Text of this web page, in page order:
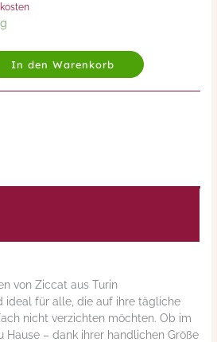
In den Warenkorb
von Ziccat aus Turin
ideal für alle, die auf ihre tägliche
nicht verzichten möchten. Ob im
Hause – dank ihrer handlichen Größe